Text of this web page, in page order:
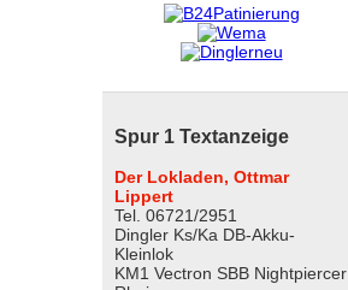
Spur 1 Textanzeige
Der Lokladen, Ottmar
Lippert
Tel. 06721/2951
Dingler Ks/Ka DB-Akku-
Kleinlok
KM1 Vectron SBB Nightpiercer